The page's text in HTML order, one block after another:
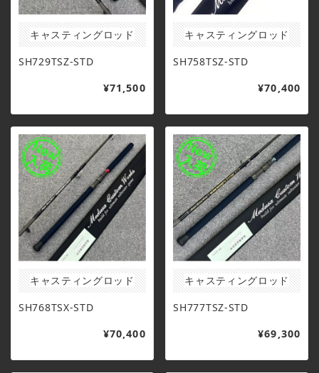
キャスティングロッド
SH729TSZ-STD
¥71,500
キャスティングロッド
SH758TSZ-STD
¥70,400
キャスティングロッド
SH768TSX-STD
¥70,400
キャスティングロッド
SH777TSZ-STD
¥69,300